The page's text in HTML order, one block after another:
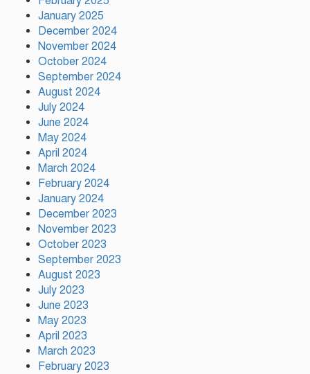
অস্ট্রেলিয়ার বিপক্ষে টেস্ট সিরিজ ৫৪
January 2025
December 2024
November 2024
October 2024
September 2024
August 2024
July 2024
June 2024
May 2024
April 2024
March 2024
February 2024
January 2024
December 2023
November 2023
October 2023
September 2023
August 2023
July 2023
June 2023
May 2023
April 2023
March 2023
February 2023